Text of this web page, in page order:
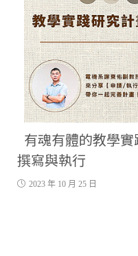
有魂有體的教學
撰寫與執行
2023 年 10 月 25 日